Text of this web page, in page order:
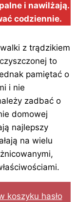
i nawilżają.
codziennie.
z trądzikiem
to
pamiętać o
i nie
zadbać o
domowej
najlepszy
na wielu
koszyku hasło